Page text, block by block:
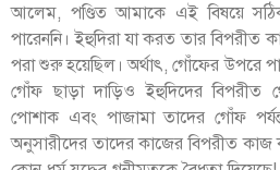
আলেম, পণ্ডিত আমাকে এই বিষয়ে
পারেননি। ইহুদিরা যা করত তার বিপরীত
পরা শুরু হয়েছিল। অর্থাৎ, গোঁফের উপরে
গোঁফ ছাড়া দাড়িও ইহুদিদের বিপরীত
পোশাক এবং পাজামা তাদের গোঁফ
অনুসারীদের তাদের কাজের বিপরীত কাজ